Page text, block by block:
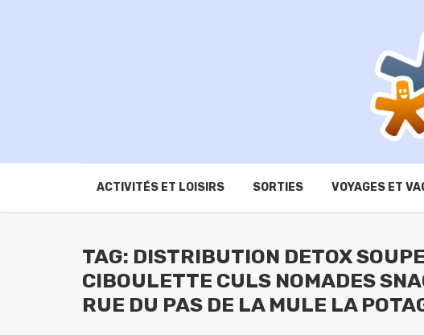
ACTIVITÉS ET LOISIRS SORTIES VOYAGES ET
TAG: DISTRIBUTION DETOX
CIBOULETTE CULS NOMADES
RUE DU PAS DE LA MULE LA